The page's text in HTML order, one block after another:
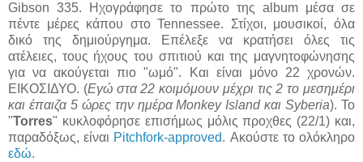
Gibson 335. Ηχογράφησε το πρώτο της album μέσα σε
πέντε μέρες κάπου στο Tennessee. Στίχοι, μουσικοί, όλα
δικό της δημιούργημα. Επέλεξε να κρατήσει όλες τις
ατέλειες, τους ήχους του σπιτιού και της μαγνητοφώνησης
για να ακούγεται πιο "ωμό". Και είναι μόνο 22 χρονών.
ΕΙΚΟΣΙΔΥΟ. (Εγώ στα 22κοιμόμουν μέχρι τις 2 το μεσημέρι
και έπαιζα 5 ώρες την ημέρα Monkey Island και Syberia). To
"Torres" κυκλοφόρησε επισήμως μόλις προχθες (22/1) και,
παραδόξως, είναι Pitchfork-approved. Ακούστε το ολόκληρο
εδώ.